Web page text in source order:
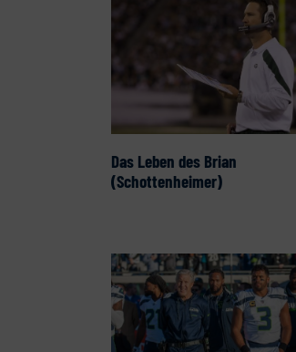
Das Leben des Brian
(Schottenheimer)